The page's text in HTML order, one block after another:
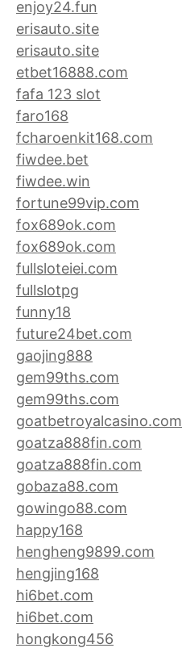
enjoy24.fun
erisauto.site
erisauto.site
etbet16888.com
fafa 123 slot
faro168
fcharoenkit168.com
fiwdee.bet
fiwdee.win
fortune99vip.com
fox689ok.com
fox689ok.com
fullsloteiei.com
fullslotpg
funny18
future24bet.com
gaojing888
gem99ths.com
gem99ths.com
goatbetroyalcasino.com
goatza888fin.com
goatza888fin.com
gobaza88.com
gowingo88.com
happy168
hengheng9899.com
hengjing168
hi6bet.com
hi6bet.com
hongkong456